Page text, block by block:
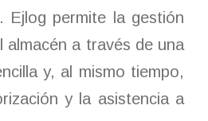
Ejlog permite la gestión
almacén a través de una
y, al mismo tiempo,
y la asistencia a